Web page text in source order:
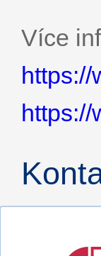
Více
https://